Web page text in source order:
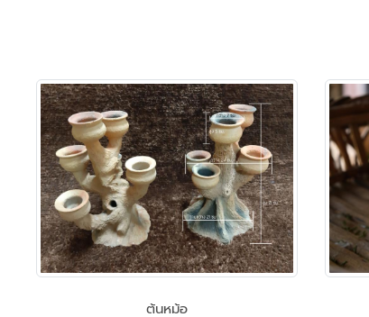
ต้นหม้อ